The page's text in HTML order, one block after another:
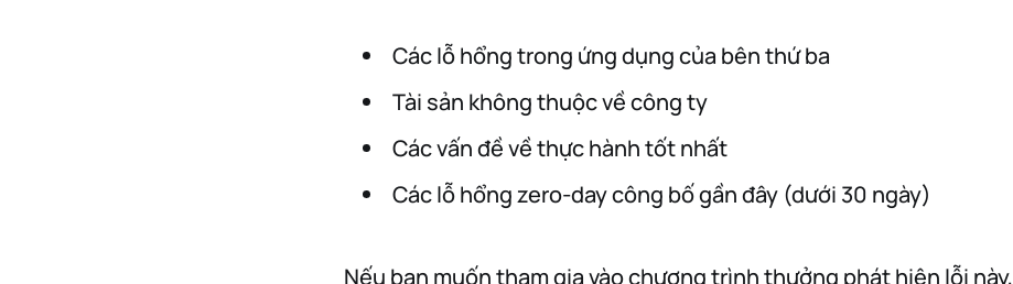
Các lỗ hổng trong ứng dụng của bên thứ ba
Tài sản không thuộc về công ty
Các vấn đề về thực hành tốt nhất
Các lỗ hổng zero-day công bố gần đây (dưới 30 ngày)
Nếu bạn muốn tham gia vào chương trình thưởng phát hiện lỗi này,